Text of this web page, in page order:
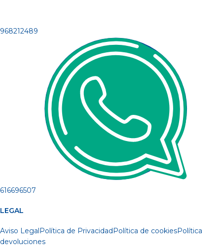
968212489
616696507
LEGAL
Aviso LegalPolítica de PrivacidadPolítica de cookiesPolítica
devoluciones